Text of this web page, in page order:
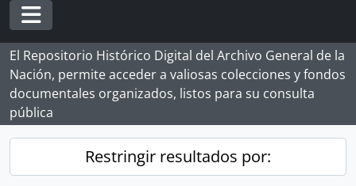
Toggle navigation
El Repositorio Histórico Digital del Archivo General de la
Nación, permite acceder a valiosas colecciones y fondos
documentales organizados, listos para su consulta
pública
Restringir resultados por: